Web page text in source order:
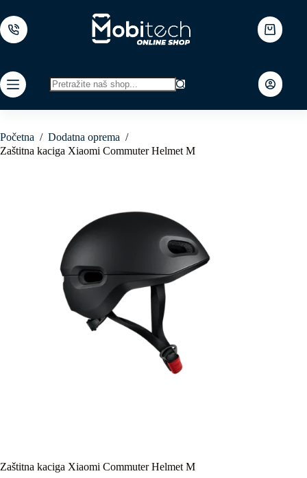
to
content
Shopping
cart
results
Početna / Dodatna oprema /
Zaštitna kaciga Xiaomi Commuter Helmet M
Zaštitna kaciga Xiaomi Commuter Helmet M